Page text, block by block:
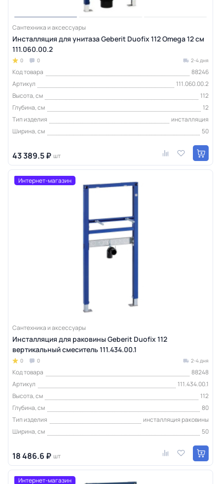
Сантехника и аксессуары
Инсталляция для унитаза Geberit Duofix 112 Omega 12 см
111.060.00.2
0 0 2-4 дня
Код товара
88246
Артикул
111.060.00.2
Высота, см
112
Глубина, см
12
Тип изделия
инсталляция
Ширина, см
50
43 389.5 ₽ шт
Интернет-магазин
Сантехника и аксессуары
Инсталляция для раковины Geberit Duofix 112
вертикальный смеситель 111.434.00.1
0 0 2-4 дня
Код товара
88248
Артикул
111.434.00.1
Высота, см
112
Глубина, см
80
Тип изделия
инсталляция раковины
Ширина, см
50
18 486.6 ₽ шт
Интернет-магазин